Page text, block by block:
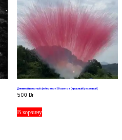
Дневной веерный фейерверк 50 залпов (красный/розовый)
500 Br
В корзину